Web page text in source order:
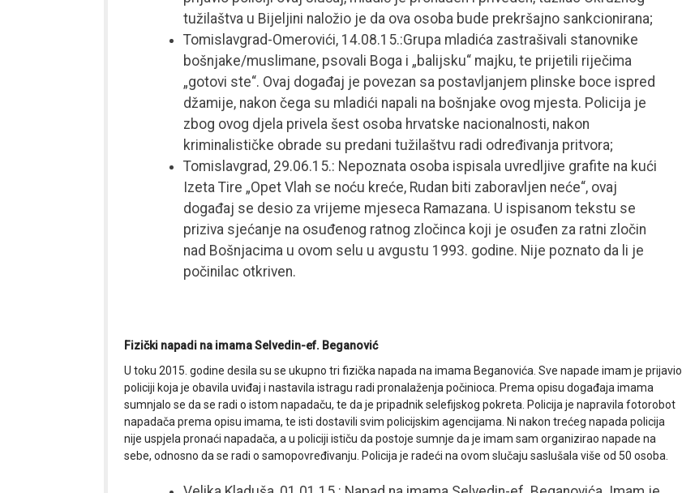
tužilaštva u Bijeljini naložio je da ova osoba bude prekršajno sankcionirana;
Tomislavgrad-Omerovići, 14.08.15.:Grupa mladića zastrašivali stanovnike
bošnjake/muslimane, psovali Boga i „balijsku“ majku, te prijetili riječima
„gotovi ste“. Ovaj događaj je povezan sa postavljanjem plinske boce ispred
džamije, nakon čega su mladići napali na bošnjake ovog mjesta. Policija je
zbog ovog djela privela šest osoba hrvatske nacionalnosti, nakon
kriminalističke obrade su predani tužilaštvu radi određivanja pritvora;
Tomislavgrad, 29.06.15.: Nepoznata osoba ispisala uvredljive grafite na kući
Izeta Tire „Opet Vlah se noću kreće, Rudan biti zaboravljen neće“, ovaj
događaj se desio za vrijeme mjeseca Ramazana. U ispisanom tekstu se
priziva sjećanje na osuđenog ratnog zločinca koji je osuđen za ratni zločin
nad Bošnjacima u ovom selu u avgustu 1993. godine. Nije poznato da li je
počinilac otkriven.
Fizički napadi na imama Selvedin-ef. Beganović
U toku 2015. godine desila su se ukupno tri fizička napada na imama Beganovića. Sve napade imam je prijavio
policiji koja je obavila uviđaj i nastavila istragu radi pronalaženja počinioca. Prema opisu događaja imama
sumnjalo se da se radi o istom napadaču, te da je pripadnik selefijskog pokreta. Policija je napravila fotorobot
napadača prema opisu imama, te isti dostavili svim policijskim agencijama. Ni nakon trećeg napada policija
nije uspjela pronaći napadača, a u policiji ističu da postoje sumnje da je imam sam organizirao napade na
sebe, odnosno da se radi o samopovređivanju. Policija je radeći na ovom slučaju saslušala više od 50 osoba.